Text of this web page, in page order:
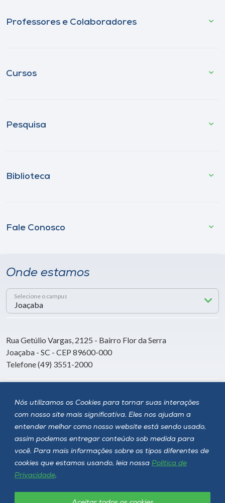
Nós utilizamos os Cookies para tornar suas interações
com nosso site mais significativa. Eles nos ajudam a
entender melhor como nosso website está sendo usado,
assim podemos entregar conteúdo sob medida para
você. Para mais informações sobre os tipos diferentes de
cookies que estamos usando, leia nossa Política de
Privacidade.
Professores e Colaboradores
Cursos
Pesquisa
Biblioteca
Fale Conosco
Onde estamos
Selecione o campus
Rua Getúlio Vargas, 2125 - Bairro Flor da Serra
Joaçaba - SC - CEP 89600-000
Telefone (49) 3551-2000
Siga a Unoesc